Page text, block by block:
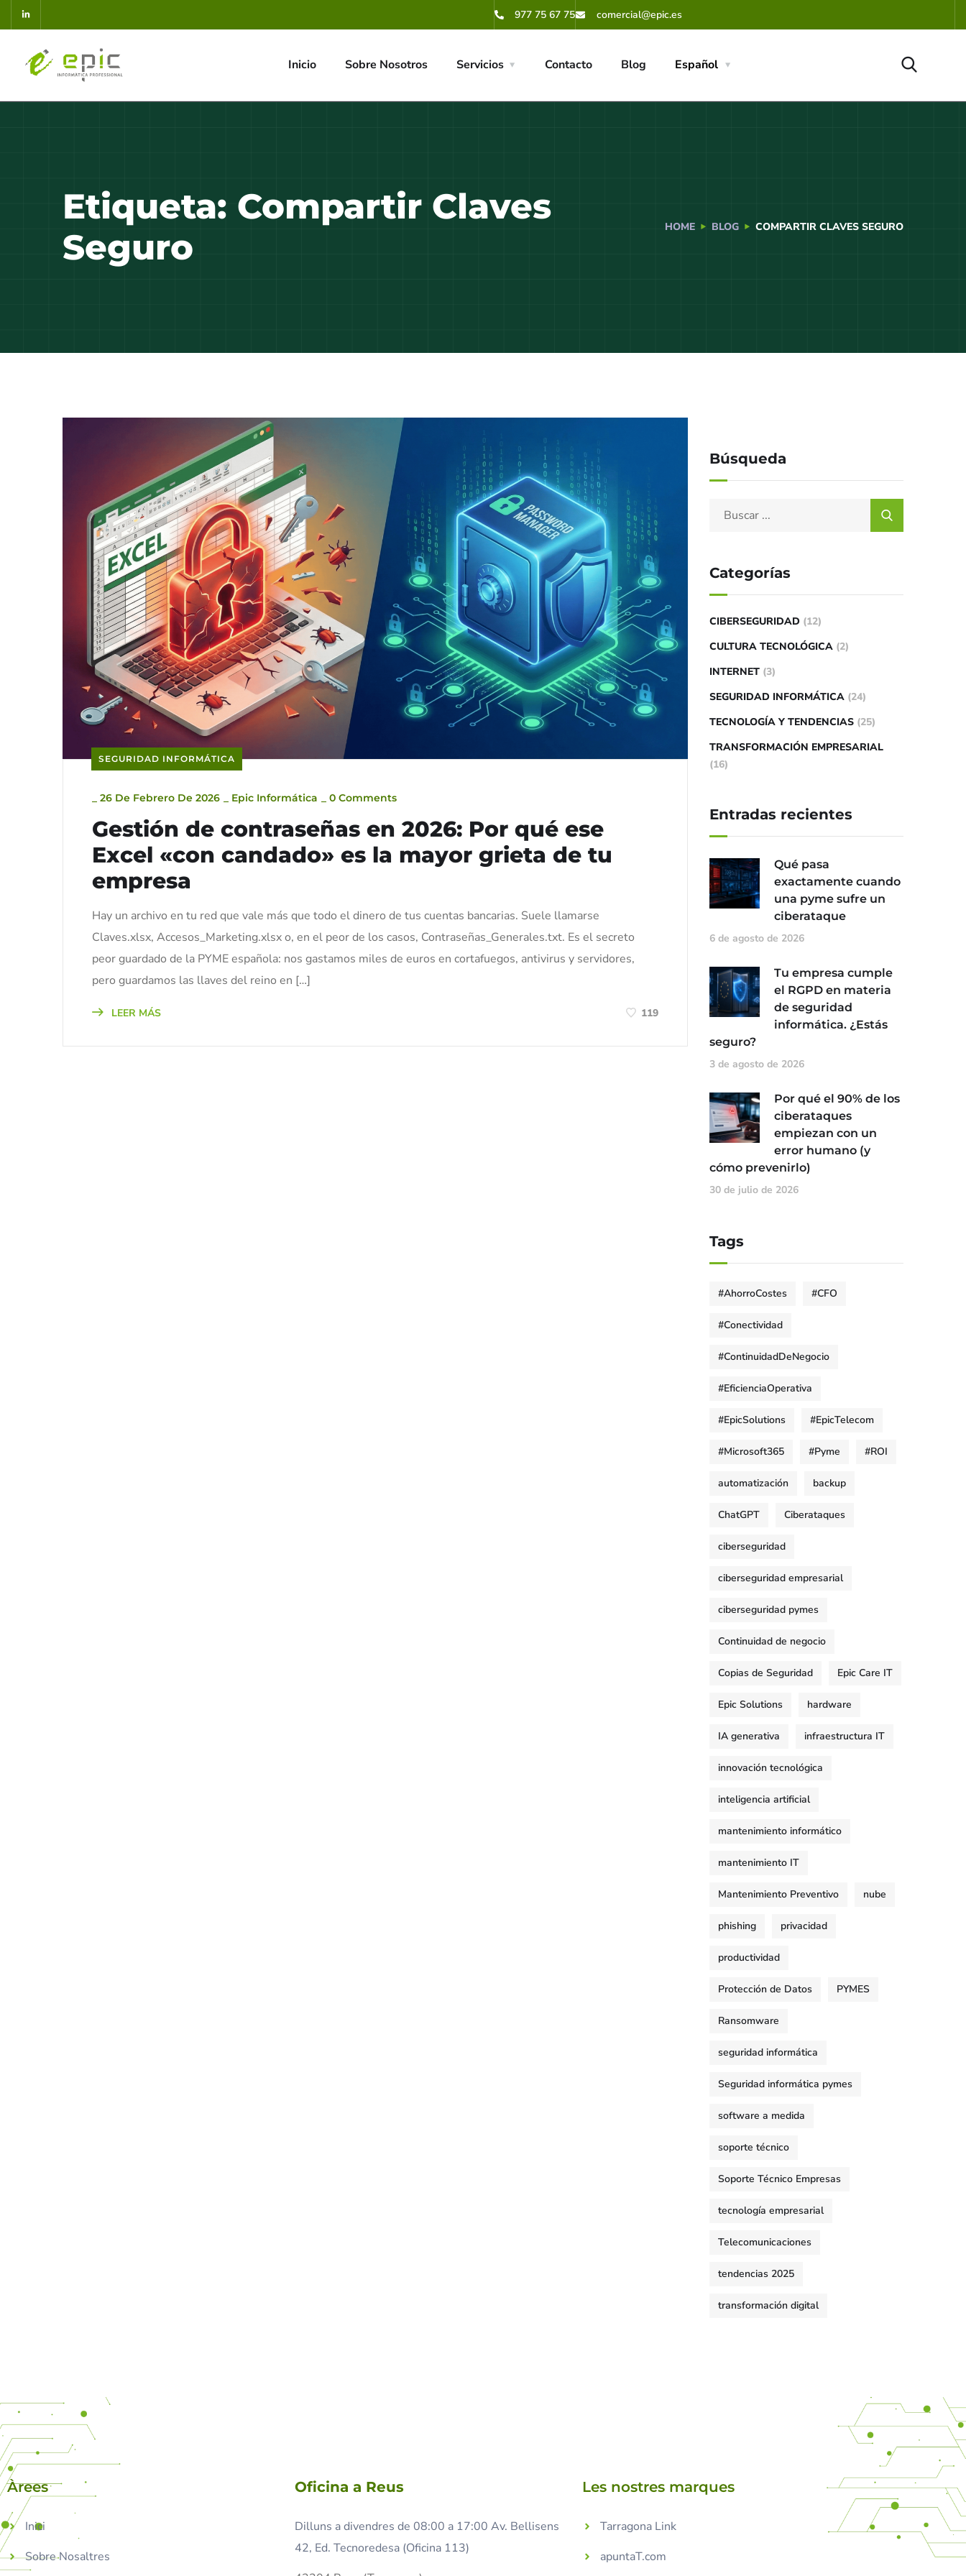
977 75 67 75 comercial@epic.es
Inicio Sobre Nosotros Servicios Contacto Blog Español
Etiqueta: Compartir Claves
Seguro
HOME BLOG COMPARTIR CLAVES SEGURO
SEGURIDAD INFORMÁTICA
26 De Febrero De 2026 Epic Informática 0 Comments
Gestión de contraseñas en 2026: Por qué ese
Excel «con candado» es la mayor grieta de tu
empresa
Hay un archivo en tu red que vale más que todo el dinero de tus cuentas bancarias. Suele llamarse
Claves.xlsx, Accesos_Marketing.xlsx o, en el peor de los casos, Contraseñas_Generales.txt. Es el secreto
peor guardado de la PYME española: nos gastamos miles de euros en cortafuegos, antivirus y servidores,
pero guardamos las llaves del reino en […]
LEER MÁS 119
Búsqueda
Categorías
CIBERSEGURIDAD (12)
CULTURA TECNOLÓGICA (2)
INTERNET (3)
SEGURIDAD INFORMÁTICA (24)
TECNOLOGÍA Y TENDENCIAS (25)
TRANSFORMACIÓN EMPRESARIAL
(16)
Entradas recientes
Qué pasa
exactamente cuando
una pyme sufre un
ciberataque
6 de agosto de 2026
Tu empresa cumple
el RGPD en materia
de seguridad
informática. ¿Estás
seguro?
3 de agosto de 2026
Por qué el 90% de los
ciberataques
empiezan con un
error humano (y
cómo prevenirlo)
30 de julio de 2026
Tags
#AhorroCostes #CFO
#Conectividad
#ContinuidadDeNegocio
#EficienciaOperativa
#EpicSolutions #EpicTelecom
#Microsoft365 #Pyme #ROI
automatización backup
ChatGPT Ciberataques
ciberseguridad
ciberseguridad empresarial
ciberseguridad pymes
Continuidad de negocio
Copias de Seguridad Epic Care IT
Epic Solutions hardware
IA generativa infraestructura IT
innovación tecnológica
inteligencia artificial
mantenimiento informático
mantenimiento IT
Mantenimiento Preventivo nube
phishing privacidad
productividad
Protección de Datos PYMES
Ransomware
seguridad informática
Seguridad informática pymes
software a medida
soporte técnico
Soporte Técnico Empresas
tecnología empresarial
Telecomunicaciones
tendencias 2025
transformación digital
Àrees
Inici
Sobre Nosaltres
Oficina a Reus
Dilluns a divendres de 08:00 a 17:00 Av. Bellisens
42, Ed. Tecnoredesa (Oficina 113)
Les nostres marques
Tarragona Link
apuntaT.com